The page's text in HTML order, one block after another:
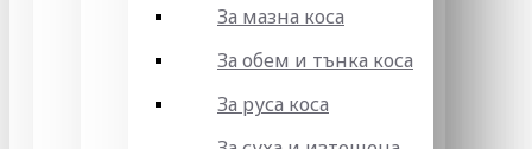
За мазна коса
За обем и тънка коса
За руса коса